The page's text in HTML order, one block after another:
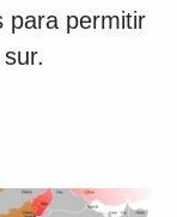
para permitir